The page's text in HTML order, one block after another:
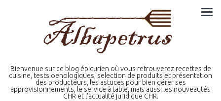
Bienvenue sur ce blog épicurien où vous retrouverez recettes de
cuisine, tests oenologiques, selection de produits et présentation
des producteurs, les astuces pour bien gérer ses
approvisionnements, le service à table, mais aussi les nouveautés
CHR et l'actualité juridique CHR.